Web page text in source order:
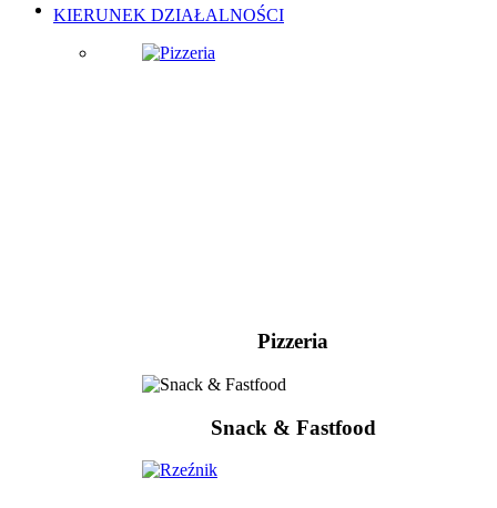
KIERUNEK DZIAŁALNOŚCI
Pizzeria
Snack & Fastfood